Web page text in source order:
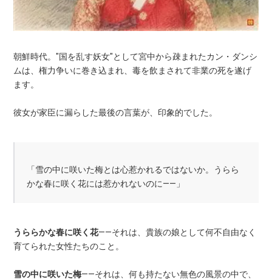
朝鮮時代。"国を乱す妖女"として宮中から疎まれたカン・ダンシ
ムは、権力争いに巻き込まれ、毒を飲まされて非業の死を遂げ
ます。
彼女が家臣に漏らした最後の言葉が、印象的でした。
「雪の中に咲いた梅とは心惹かれるではないか。うらら
かな春に咲く花には惹かれないのに——」
うららかな春に咲く花——それは、貴族の娘として何不自由なく
育てられた女性たちのこと。
雪の中に咲いた梅——それは、何も持たない無色の風景の中で、